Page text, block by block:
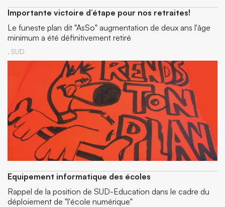
Importante victoire d’étape pour nos retraites!
Le funeste plan dit "AsSo" augmentation de deux ans l'âge
minimum a été définitivement retiré
, SUD
Equipement informatique des écoles
Rappel de la position de SUD-Education dans le cadre du
déploiement de "l'école numérique"